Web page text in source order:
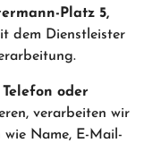
Platz 5,
dem Dienstleister
oder
verarbeiten wir
Name, E-Mail-